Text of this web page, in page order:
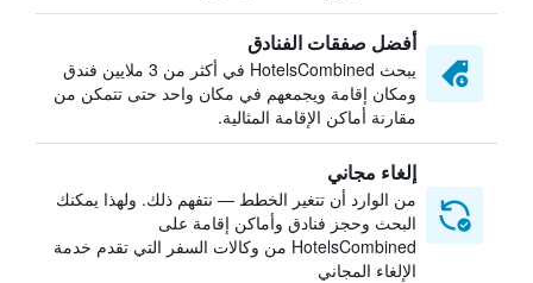
أفضل صفقات الفنادق
يبحث HotelsCombined في أكثر من 3 ملايين فندق
ومكان إقامة ويجمعهم في مكان واحد حتى تتمكن من
مقارنة أماكن الإقامة المثالية.
إلغاء مجاني
من الوارد أن تتغير الخطط — نتفهم ذلك. ولهذا يمكنك
البحث وحجز فنادق وأماكن إقامة على
HotelsCombined من وكالات السفر التي تقدم خدمة
الإلغاء المجاني